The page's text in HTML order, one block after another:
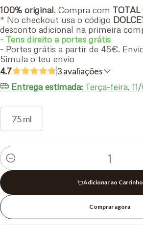
100% original. Compra com
* No checkout usa o código
desconto adicional na primeira
- Tens direito a portes grátis
- Portes grátis a partir de 45€.
Simula o teu envio
4.7
3 avaliações
Entrega estimada: Terça-feira,
75 ml
Quantidade
Adicionar ao Carrinho
Comprar agora